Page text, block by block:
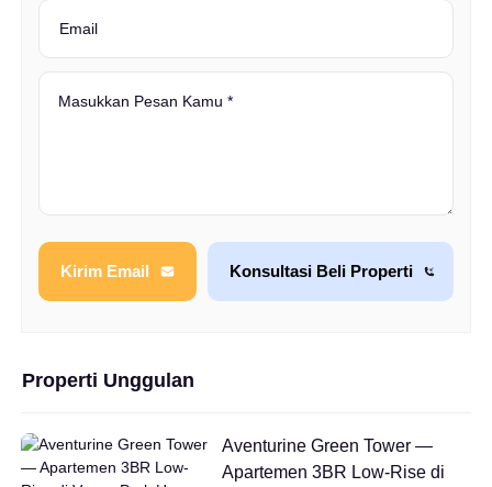
Kirim Email Konsultasi Beli Properti
Properti Unggulan
Aventurine Green Tower —
Apartemen 3BR Low-Rise di